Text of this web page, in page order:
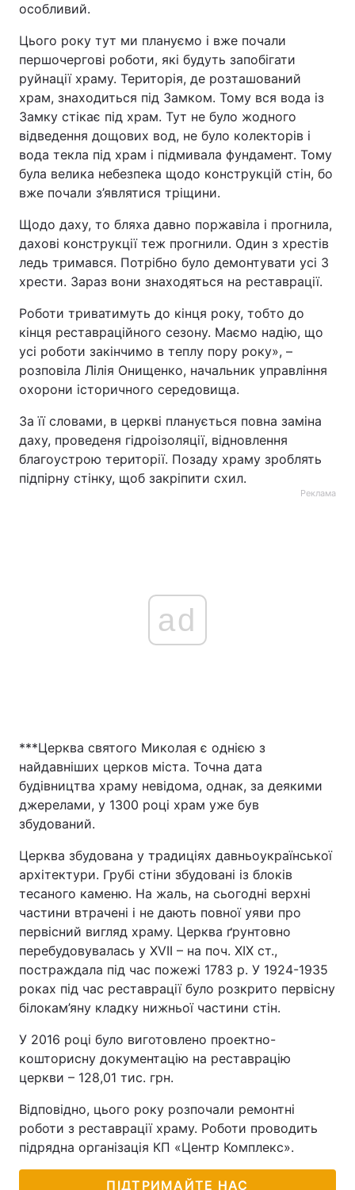
особливий.
Цього року тут ми плануємо і вже почали
першочергові роботи, які будуть запобігати
руйнації храму. Територія, де розташований
храм, знаходиться під Замком. Тому вся вода із
Замку стікає під храм. Тут не було жодного
відведення дощових вод, не було колекторів і
вода текла під храм і підмивала фундамент. Тому
була велика небезпека щодо конструкцій стін, бо
вже почали з’являтися тріщини.
Щодо даху, то бляха давно поржавіла і прогнила,
дахові конструкції теж прогнили. Один з хрестів
ледь тримався. Потрібно було демонтувати усі 3
хрести. Зараз вони знаходяться на реставрації.
Роботи триватимуть до кінця року, тобто до
кінця реставраційного сезону. Маємо надію, що
усі роботи закінчимо в теплу пору року», –
розповіла Лілія Онищенко, начальник управління
охорони історичного середовища.
За її словами, в церкві планується повна заміна
даху, проведеня гідроізоляції, відновлення
благоустрою території. Позаду храму зроблять
підпірну стінку, щоб закріпити схил.
Реклама
ad
***Церква святого Миколая є однією з
найдавніших церков міста. Точна дата
будівництва храму невідома, однак, за деякими
джерелами, у 1300 році храм уже був
збудований.
Церква збудована у традиціях давньоукраїнської
архітектури. Грубі стіни збудовані із блоків
тесаного каменю. На жаль, на сьогодні верхні
частини втрачені і не дають повної уяви про
первісний вигляд храму. Церква ґрунтовно
перебудовувалась у XVII – на поч. XIX ст.,
постраждала під час пожежі 1783 р. У 1924-1935
роках під час реставрації було розкрито первісну
білокам’яну кладку нижньої частини стін.
У 2016 році було виготовлено проектно-
кошторисну документацію на реставрацію
церкви – 128,01 тис. грн.
Відповідно, цього року розпочали ремонтні
роботи з реставрації храму. Роботи проводить
підрядна організація КП «Центр Комплекс».
ПІДТРИМАЙТЕ НАС